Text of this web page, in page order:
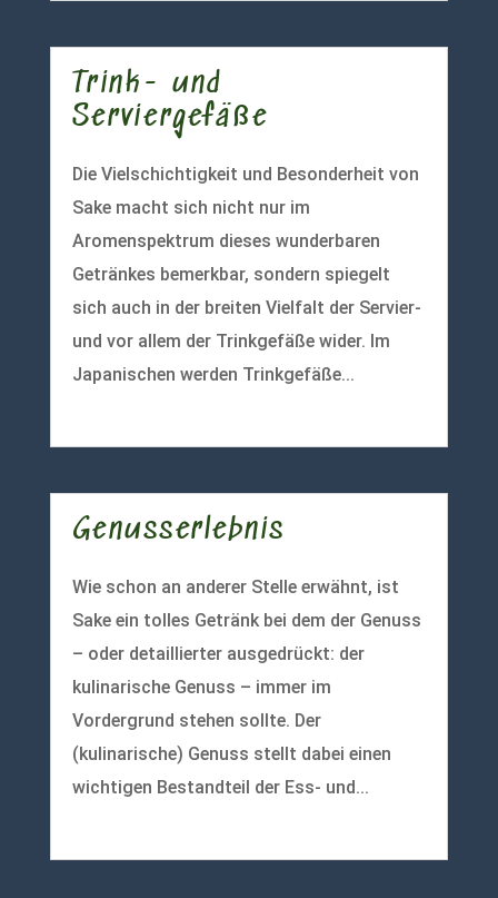
Trink- und
Serviergefäße
Die Vielschichtigkeit und Besonderheit von
Sake macht sich nicht nur im
Aromenspektrum dieses wunderbaren
Getränkes bemerkbar, sondern spiegelt
sich auch in der breiten Vielfalt der Servier-
und vor allem der Trinkgefäße wider. Im
Japanischen werden Trinkgefäße...
Genusserlebnis
Wie schon an anderer Stelle erwähnt, ist
Sake ein tolles Getränk bei dem der Genuss
– oder detaillierter ausgedrückt: der
kulinarische Genuss – immer im
Vordergrund stehen sollte. Der
(kulinarische) Genuss stellt dabei einen
wichtigen Bestandteil der Ess- und...